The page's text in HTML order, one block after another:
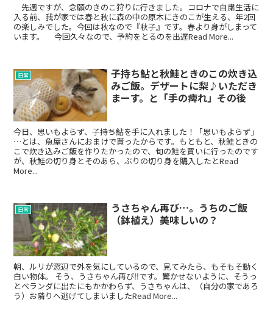
先週ですが、念願のきのこ狩りに行きました。コロナで自粛生活に
入る前、我が家では春と秋に森の中の原木にきのこが生える、年2回
の楽しみでした。今回は秋なので『秋子』です。春より身がしまって
います。 今回久々なので、予約をとるのを出遅Read More...
日常
子持ち鮎と秋鮭ときのこの炊き込
みご飯。デザートに梨♪いただき
まーす。と「手の痺れ」その後
今日、思いもよらず、子持ち鮎を手に入れました！「思いもよらず」
…とは、魚屋さんにおまけで貰ったからです。もともと、秋鮭ときの
こで炊き込みご飯を作りたかったので、旬の鮭を買いに行ったのです
が、秋鮭の切り身とそのあら、ぶりの切り身を購入したとRead
More...
日常
うさちゃん再び…。うちのご飯
（鉢植え）美味しいの？
朝、ルリが窓辺で外を気にしているので、見てみたら、もそもそ動く
白い物体。 そう、うさちゃん再び‼です。驚かせないように、そうっ
とベランダに出たにもかかわらず、うさちゃんは、（自分の家であろ
う）お隣りへ逃げてしまいましたRead More...